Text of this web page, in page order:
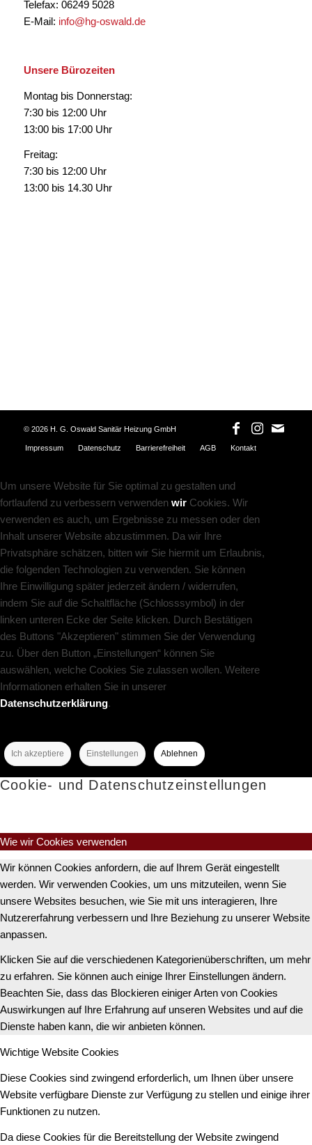
Telefax: 06249 5028
E-Mail: info@hg-oswald.de
Unsere Bürozeiten
Montag bis Donnerstag:
7:30 bis 12:00 Uhr
13:00 bis 17:00 Uhr
Freitag:
7:30 bis 12:00 Uhr
13:00 bis 14.30 Uhr
©2026 H. G. Oswald Sanitär Heizung GmbH
Impressum Datenschutz Barrierefreiheit AGB Kontakt
Um unsere Website für Sie optimal zu gestalten und
fortlaufend zu verbessern verwenden wir Cookies. Wir
verwenden es auch, um Ergebnisse zu messen oder den
Inhalt unserer Website abzustimmen. Da wir Ihre
Privatsphäre schätzen, bitten wir Sie hiermit um Erlaubnis,
die folgenden Technologien zu verwenden. Sie können
Ihre Einwilligung später jederzeit ändern / widerrufen,
indem Sie auf die Schaltfläche (Schlosssymbol) in der
linken unteren Ecke der Seite klicken. Durch Bestätigen
des Buttons "Akzeptieren" stimmen Sie der Verwendung
zu. Über den Button „Einstellungen“ können Sie
auswählen, welche Cookies Sie zulassen wollen. Weitere
Informationen erhalten Sie in unserer
Datenschutzerklärung.
Ich akzeptiere Einstellungen Ablehnen
Cookie- und Datenschutzeinstellungen
Wie wir Cookies verwenden
Wir können Cookies anfordern, die auf Ihrem Gerät eingestellt
werden. Wir verwenden Cookies, um uns mitzuteilen, wenn Sie
unsere Websites besuchen, wie Sie mit uns interagieren, Ihre
Nutzererfahrung verbessern und Ihre Beziehung zu unserer Website
anpassen.
Klicken Sie auf die verschiedenen Kategorienüberschriften, um mehr
zu erfahren. Sie können auch einige Ihrer Einstellungen ändern.
Beachten Sie, dass das Blockieren einiger Arten von Cookies
Auswirkungen auf Ihre Erfahrung auf unseren Websites und auf die
Dienste haben kann, die wir anbieten können.
Wichtige Website Cookies
Diese Cookies sind zwingend erforderlich, um Ihnen über unsere
Website verfügbare Dienste zur Verfügung zu stellen und einige ihrer
Funktionen zu nutzen.
Da diese Cookies für die Bereitstellung der Website zwingend